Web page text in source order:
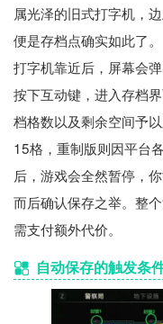
属光泽的旧式打字机，
便是存档点确实如此了。
打字机靠近后，屏幕会
按下互动键，进入存档
档格数以及剩余空间予
15格，重制版则因平台
后，游戏会全然暂停，
而后确认保存之举。整
需支付额外代价。
自动保存的触发条